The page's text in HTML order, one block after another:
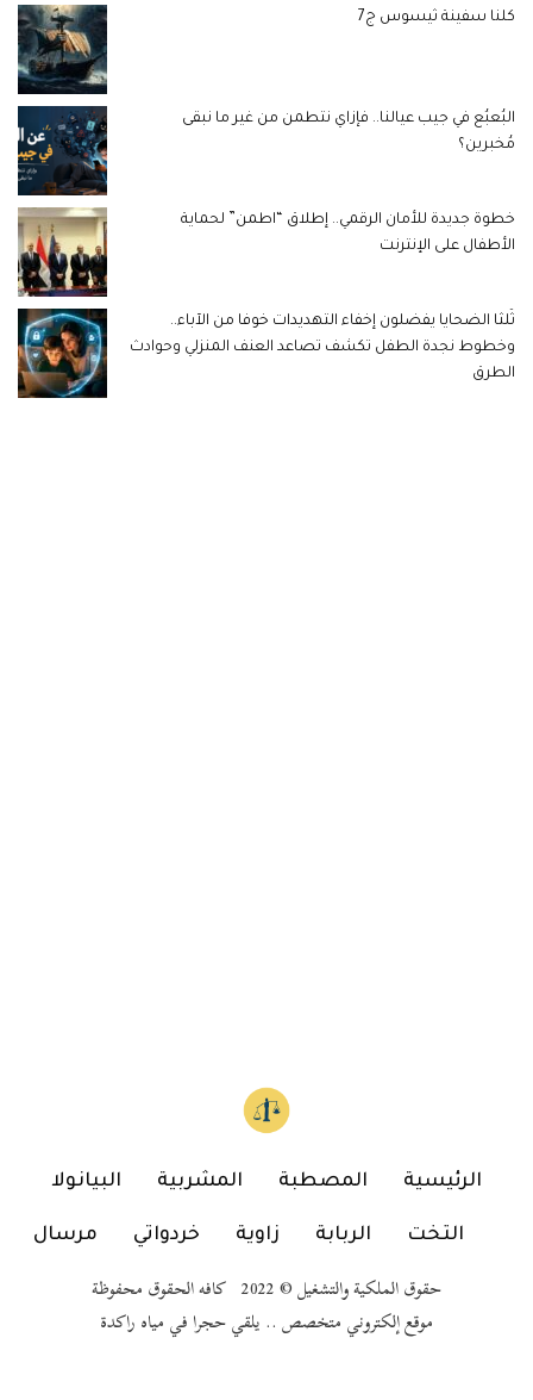
كلنا سفينة ثيسوس ج7
البُعبُع في جيب عيالنا.. فإزاي نتطمن من غير ما نبقى
مُخبرين؟
خطوة جديدة للأمان الرقمي.. إطلاق “اطمن” لحماية
الأطفال على الإنترنت
ثُلثا الضحايا يفضلون إخفاء التهديدات خوفا من الآباء..
وخطوط نجدة الطفل تكشف تصاعد العنف المنزلي وحوادث
الطرق
الرئيسية المصطبة المشربية البيانولا
التخت الربابة زاوية خردواتي مرسال
حقوق الملكية والتشغيل © 2022 كافه الحقوق محفوظة
موقع إلكتروني متخصص .. يلقي حجرا في مياه راكدة